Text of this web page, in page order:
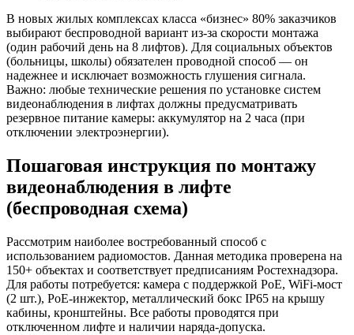
В новых жилых комплексах класса «бизнес» 80% заказчиков
выбирают беспроводной вариант из-за скорости монтажа
(один рабочий день на 8 лифтов). Для социальных объектов
(больницы, школы) обязателен проводной способ — он
надежнее и исключает возможность глушения сигнала.
Важно: любые технические решения по установке систем
видеонаблюдения в лифтах должны предусматривать
резервное питание камеры: аккумулятор на 2 часа (при
отключении электроэнергии).
Пошаговая инструкция по монтажу
видеонаблюдения в лифте
(беспроводная схема)
Рассмотрим наиболее востребованный способ с
использованием радиомостов. Данная методика проверена на
150+ объектах и соответствует предписаниям Ростехнадзора.
Для работы потребуется: камера с поддержкой PoE, WiFi-мост
(2 шт.), PoE-инжектор, металлический бокс IP65 на крышу
кабины, кронштейны. Все работы проводятся при
отключенном лифте и наличии наряда-допуска.